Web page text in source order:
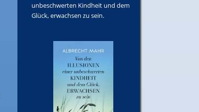
unbeschwerten Kindheit und dem
Glück, erwachsen zu sein.